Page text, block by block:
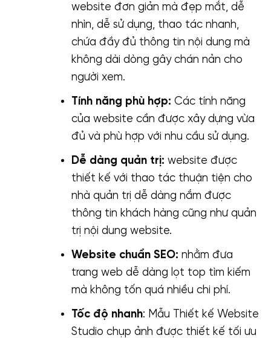
website đơn giản mà đẹp mắt, dễ
nhìn, dễ sử dụng, thao tác nhanh,
chứa đầy đủ thông tin nội dung mà
không dài dòng gây chán nản cho
người xem.
Tính năng phù hợp: Các tính năng
của website cần được xây dựng vừa
đủ và phù hợp với nhu cầu sử dụng.
Dễ dàng quản trị: website được
thiết kế với thao tác thuận tiện cho
nhà quản trị dễ dàng nắm được
thông tin khách hàng cũng như quản
trị nội dung website.
Website chuẩn SEO: nhằm đưa
trang web dễ dàng lọt top tìm kiếm
mà không tốn quá nhiều chi phí.
Tốc độ nhanh: Mẫu Thiết kế Website
Studio chụp ảnh được thiết kế tối ưu